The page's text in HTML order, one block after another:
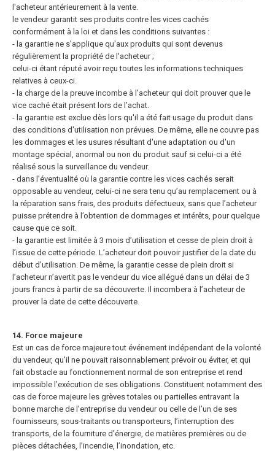
l'acheteur antérieurement à la vente.
le vendeur garantit ses produits contre les vices cachés
conformément à la loi et dans les conditions suivantes :
- la garantie ne s'applique qu'aux produits qui sont devenus
régulièrement la propriété de l'acheteur ;
celui-ci étant réputé avoir reçu toutes les informations techniques
relatives à ceux-ci.
- la charge de la preuve incombe à l’acheteur qui doit prouver que le
vice caché était présent lors de l’achat.
- la garantie est exclue dès lors qu'il a été fait usage du produit dans
des conditions d'utilisation non prévues. De même, elle ne couvre pas
les dommages et les usures résultant d'une adaptation ou d'un
montage spécial, anormal ou non du produit sauf si celui-ci a été
réalisé sous la surveillance du vendeur.
- dans l’éventualité où la garantie contre les vices cachés serait
opposable au vendeur, celui-ci ne sera tenu qu’au remplacement ou à
la réparation sans frais, des produits défectueux, sans que l’acheteur
puisse prétendre à l’obtention de dommages et intérêts, pour quelque
cause que ce soit.
- la garantie est limitée à 3 mois d’utilisation et cesse de plein droit à
l’issue de cette période. L’acheteur doit pouvoir justifier de la date du
début d’utilisation. De même, la garantie cesse de plein droit si
l’acheteur n’avertit pas le vendeur du vice allégué dans un délai de 3
jours francs à partir de sa découverte. Il incombera à l’acheteur de
prouver la date de cette découverte.
14. Force majeure
Est un cas de force majeure tout événement indépendant de la volonté
du vendeur, qu’il ne pouvait raisonnablement prévoir ou éviter, et qui
fait obstacle au fonctionnement normal de son entreprise et rend
impossible l’exécution de ses obligations. Constituent notamment des
cas de force majeure les grèves totales ou partielles entravant la
bonne marche de l’entreprise du vendeur ou celle de l’un de ses
fournisseurs, sous-traitants ou transporteurs, l’interruption des
transports, de la fourniture d’énergie, de matières premières ou de
pièces détachées, l’incendie, l’inondation, etc.